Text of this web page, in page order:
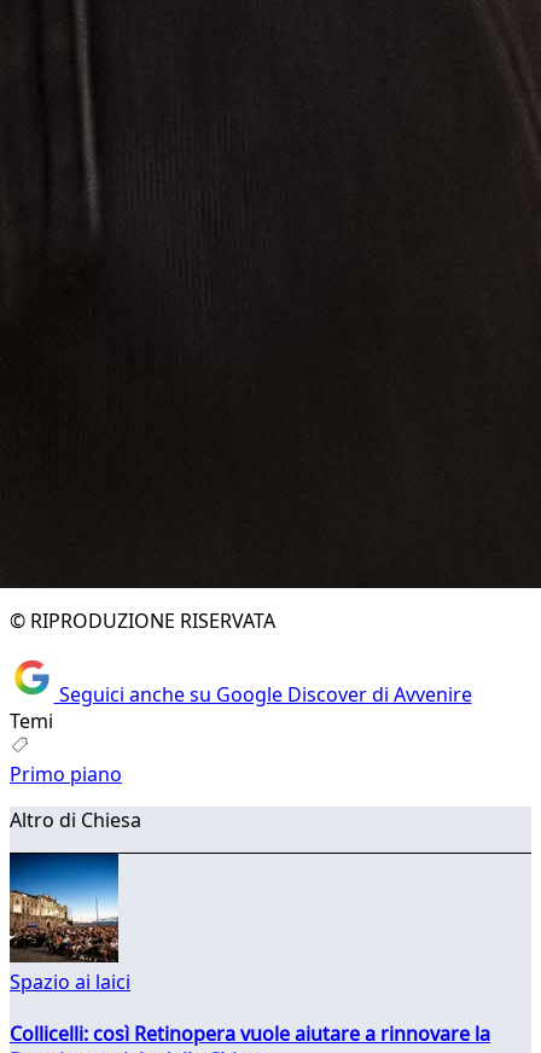
© RIPRODUZIONE RISERVATA
Seguici anche su Google Discover di Avvenire
Temi
Primo piano
Altro di Chiesa
Spazio ai laici
Collicelli: così Retinopera vuole aiutare a rinnovare la